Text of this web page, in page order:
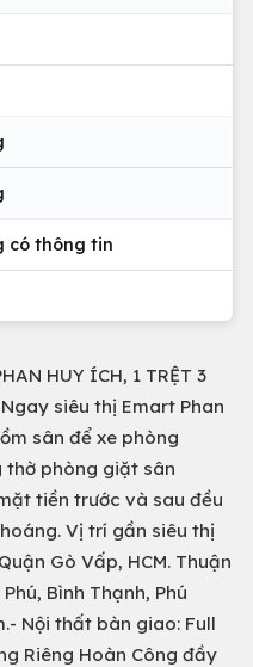
có thông tin
HUY ÍCH, 1 TRỆT 3
siêu thị Emart Phan
sân để xe phòng
thờ phòng giặt sân
tiền trước và sau đều
Vị trí gần siêu thị
Gò Vấp, HCM. Thuận
Bình Thạnh, Phú
Nội thất bàn giao: Full
Riêng Hoàn Công đầy